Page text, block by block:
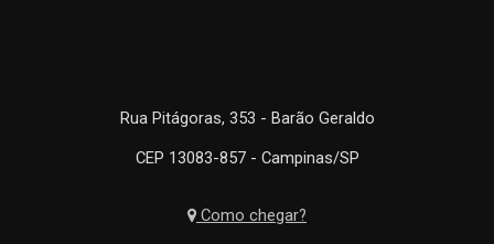
Rua Pitágoras, 353 - Barão Geraldo
CEP 13083-857 - Campinas/SP
Como chegar?